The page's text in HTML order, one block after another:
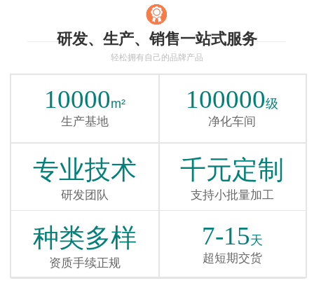
研发、生产、销售一站式服务
轻松拥有自己的品牌产品
10000m²
生产基地
100000级
净化车间
专业技术
研发团队
千元定制
支持小批量加工
种类多样
资质手续正规
7-15天
超短期交货